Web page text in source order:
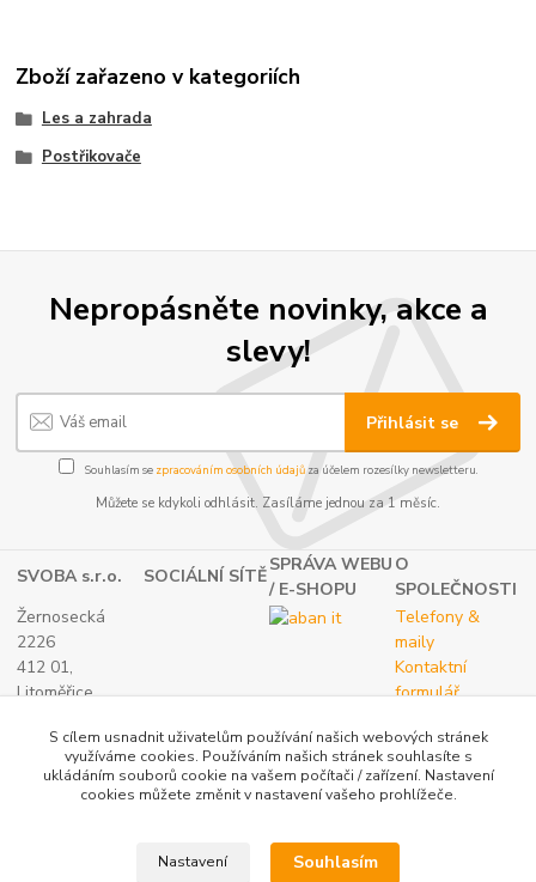
Zboží zařazeno v kategoriích
Les a zahrada
Postřikovače
Nepropásněte novinky, akce a
slevy!
Přihlásit se
Souhlasím se zpracováním osobních údajůza účelem rozesílky newsletteru.
Můžete se kdykoli odhlásit. Zasíláme jednou za 1 měsíc.
SVOBA s.r.o. SOCIÁLNÍ SÍTĚ
SPRÁVA WEBU
/ E-SHOPU
O
SPOLEČNOSTI
Žernosecká
2226
412 01,
Litoměřice
(+420) 416 733
IČ: 27265382
Telefony &
maily
Kontaktní
formulář
S cílem usnadnit uživatelům používání našich webových stránek
využíváme cookies. Používáním našich stránek souhlasíte s
ukládáním souborů cookie na vašem počítači / zařízení. Nastavení
cookies můžete změnit v nastavení vašeho prohlížeče.
Nastavení Souhlasím